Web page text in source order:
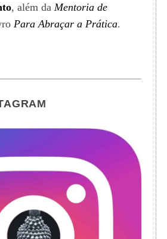
, além da Mentoria de
Para Abraçar a Prática.